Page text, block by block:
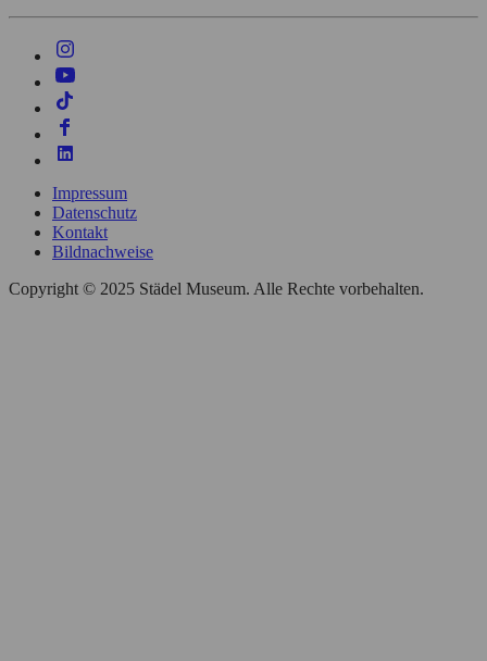
Impressum
Datenschutz
Kontakt
Bildnachweise
Copyright © 2025 Städel Museum. Alle Rechte vorbehalten.